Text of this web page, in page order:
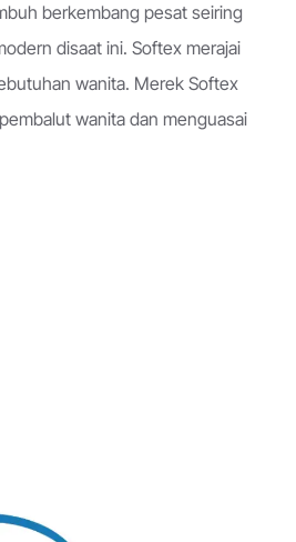
berkembang pesat seiring
disaat ini. Softex merajai
wanita. Merek Softex
wanita dan menguasai